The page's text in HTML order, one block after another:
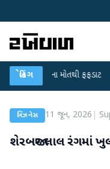
બ્રેકિંગમોતથી ફફડાટ ●
બિઝનેસ 11 જૂન, 2026
શેરબજાર લાલ રંગમાં